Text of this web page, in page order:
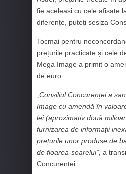
fie aceleași cu cele afișate
diferențe, puteți sesiza
Tocmai pentru
prețurile practicate și cele
Mega Image a primit o
de euro.
„Consiliul Concurenței a
Image cu amendă în
lei (aproximativ două
furnizarea de informații
prețurile unor produse de
de floarea-soarelui”, a
Concurenței.